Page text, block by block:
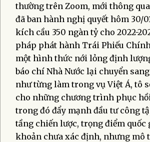
thường trên Zoom, mới thông
đã ban hành nghị quyết hôm 30/
kích cầu 350 ngàn tỷ cho 2022-
pháp phát hành Trái Phiếu
một hình thức nới lỏng định
báo chí Nhà Nước lại chuyển
như từng làm trong vụ Việt Á, tô
cho những chương trình phục
trong đó đẩy mạnh đầu tư công
tầng chiến lược, trọng điểm quốc
khoản chưa xác định, nhưng mô